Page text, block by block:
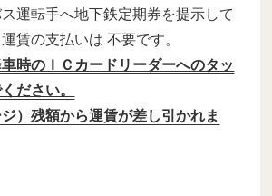
運転手へ地下鉄定期券を提示して
賃の支払いは 不要です。
時のＩＣカードリーダーへのタッ
ださい。
ジ）残額から運賃が差し引かれま